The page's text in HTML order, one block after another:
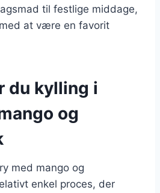
til festlige middage,
at være en favorit
du kylling i
og
med mango og
enkel proces, der